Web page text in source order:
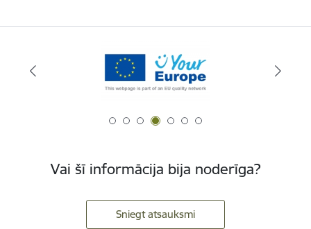
Vai šī informācija bija noderīga?
Sniegt atsauksmi